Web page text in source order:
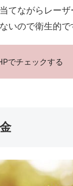
てながらレー
いので衛生的で
でチェックする